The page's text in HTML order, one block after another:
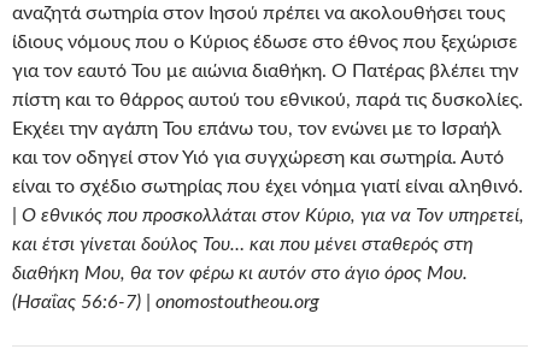
αναζητά σωτηρία στον Ιησού πρέπει να ακολουθήσει τους
ίδιους νόμους που ο Κύριος έδωσε στο έθνος που ξεχώρισε
για τον εαυτό Του με αιώνια διαθήκη. Ο Πατέρας βλέπει την
πίστη και το θάρρος αυτού του εθνικού, παρά τις δυσκολίες.
Εκχέει την αγάπη Του επάνω του, τον ενώνει με το Ισραήλ
και τον οδηγεί στον Υιό για συγχώρεση και σωτηρία. Αυτό
είναι το σχέδιο σωτηρίας που έχει νόημα γιατί είναι αληθινό.
Ο εθνικός που προσκολλάται στον Κύριο, για να Τον υπηρετεί,
και έτσι γίνεται δούλος Του… και που μένει σταθερός στη
διαθήκη Μου, θα τον φέρω κι αυτόν στο άγιο όρος Μου.
(Ησαΐας 56:6-7) | onomostoutheou.org